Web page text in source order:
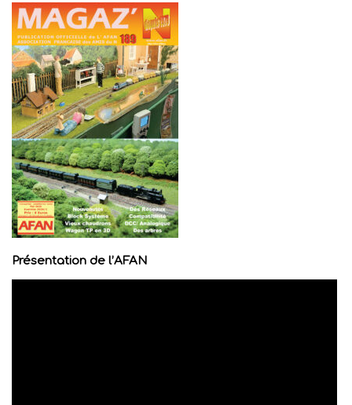
Présentation de l’AFAN